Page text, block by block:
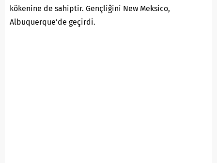
kökenine de sahiptir. Gençliğini New Meksico,
Albuquerque’de geçirdi.